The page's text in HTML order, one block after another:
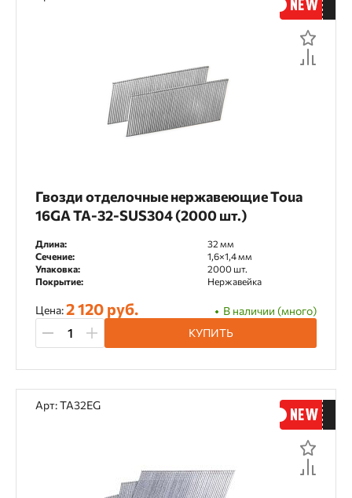
Гвозди отделочные нержавеющие Toua
16GA TA-32-SUS304 (2000 шт.)
Длина:
32 мм
Сечение:
1,6×1,4 мм
Упаковка:
2000 шт.
Покрытие:
Нержавейка
Цена:2 120 руб.
В наличии (много)
КУПИТЬ
Арт: TA32EG